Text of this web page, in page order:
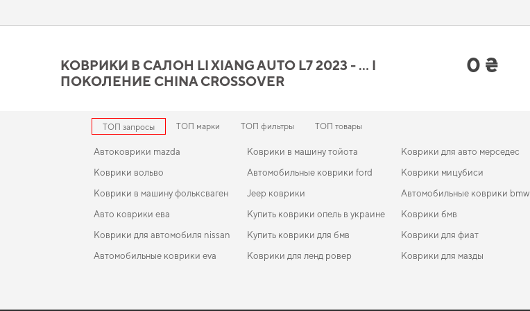
цене и качеству
Наши EVA коврики для автомобилей сочетают в себе долговечность, устойчивость и стиль,
продукцию.
КОВРИКИ В САЛОН LI XIANG AUTO L7 2023 - … I
ПОКОЛЕНИЕ CHINA CROSSOVER
0 ₴
ТОП запросы ТОП марки ТОП фильтры ТОП товары
Автоковрики mazda
Коврики вольво
Коврики в машину фольксваген
Авто коврики ева
Коврики для автомобиля nissan
Автомобильные коврики eva
Коврики в машину тойота
Автомобильные коврики ford
Jeep коврики
Купить коврики опель в украине
Купить коврики для бмв
Коврики для ленд ровер
Коврики для авто мерседес
Коврики мицубиси
Автомобильные коврики bmw
Коврики бмв
Коврики для фиат
Коврики для мазды